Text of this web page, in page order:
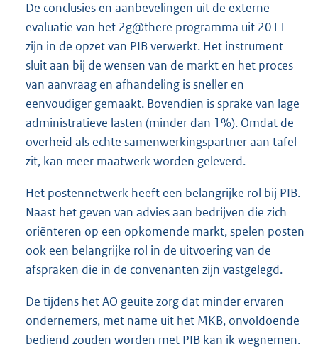
De conclusies en aanbevelingen uit de externe
evaluatie van het 2g@there programma uit 2011
zijn in de opzet van PIB verwerkt. Het instrument
sluit aan bij de wensen van de markt en het proces
van aanvraag en afhandeling is sneller en
eenvoudiger gemaakt. Bovendien is sprake van lage
administratieve lasten (minder dan 1%). Omdat de
overheid als echte samenwerkingspartner aan tafel
zit, kan meer maatwerk worden geleverd.
Het postennetwerk heeft een belangrijke rol bij PIB.
Naast het geven van advies aan bedrijven die zich
oriënteren op een opkomende markt, spelen posten
ook een belangrijke rol in de uitvoering van de
afspraken die in de convenanten zijn vastgelegd.
De tijdens het AO geuite zorg dat minder ervaren
ondernemers, met name uit het MKB, onvoldoende
bediend zouden worden met PIB kan ik wegnemen.